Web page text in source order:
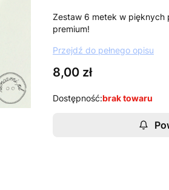
Zestaw 6 metek w pięknych
premium!
Przejdź do pełnego opisu
Cena
8,00 zł
Dostępność:brak towaru